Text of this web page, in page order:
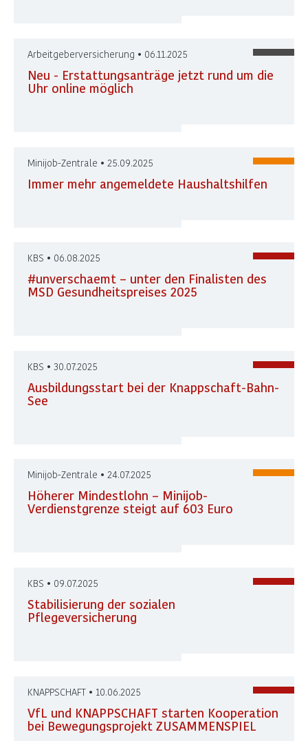
Arbeitgeberversicherung • 06.11.2025
Neu - Erstattungsanträge jetzt rund um die
Uhr online möglich
Minijob-Zentrale • 25.09.2025
Immer mehr angemeldete Haushaltshilfen
KBS • 06.08.2025
#unverschaemt – unter den Finalisten des
MSD Gesundheitspreises 2025
KBS • 30.07.2025
Ausbildungsstart bei der Knappschaft-Bahn-
See
Minijob-Zentrale • 24.07.2025
Höherer Mindestlohn – Minijob-
Verdienstgrenze steigt auf 603 Euro
KBS • 09.07.2025
Stabilisierung der sozialen
Pflegeversicherung
KNAPPSCHAFT • 10.06.2025
VfL und KNAPPSCHAFT starten Kooperation
bei Bewegungsprojekt ZUSAMMENSPIEL